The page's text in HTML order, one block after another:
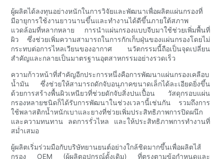
ผู้ผลิตได้ลงทุนอย่างหนักในการวิจัยและพัฒนาเพื่อผลิตแผ่นกรองที่
มีอายุการใช้งานยาวนานขึ้นและทำงานได้ดีขึ้นภายใต้สภาพ
แวดล้อมที่หลากหลาย การนำแผ่นกรองแบบจีบมาใช้ช่วยเพิ่มพื้นที่
ผิว ซึ่งช่วยเพิ่มความสามารถในการกักเก็บฝุ่นของแผ่นกรองโดยไม่
กระทบต่อการไหลเวียนของอากาศ นวัตกรรมนี้ถือเป็นจุดเปลี่ยน
สำคัญและกลายเป็นมาตรฐานอุตสาหกรรมอย่างรวดเร็ว
ความก้าวหน้าที่สำคัญอีกประการหนึ่งคือการพัฒนาแผ่นกรองเคลือบ
น้ำมัน ซึ่งช่วยให้สามารถดักจับอนุภาคขนาดเล็กได้ละเอียดยิ่งขึ้น
ด้วยการสร้างพื้นผิวเหนียวที่ช่วยดักจับสิ่งปนเปื้อน วัสดุกรอบแผ่น
กรองหลายชนิดก็ได้รับการพัฒนาในช่วงเวลานี้เช่นกัน รวมถึงการ
ใช้พลาสติกน้ำหนักเบาและยางที่ช่วยเพิ่มประสิทธิภาพการปิดผนึก
และความทนทาน ลดการรั่วไหล และให้ประสิทธิภาพการทำงานที่
สม่ำเสมอ
ผู้ผลิตเริ่มร่วมมือกับบริษัทยานยนต์อย่างใกล้ชิดมากขึ้นเพื่อผลิตไส้
กรอง OEM (ผู้ผลิตอุปกรณ์ดั้งเดิม) ที่ตรงตามข้อกำหนดและ